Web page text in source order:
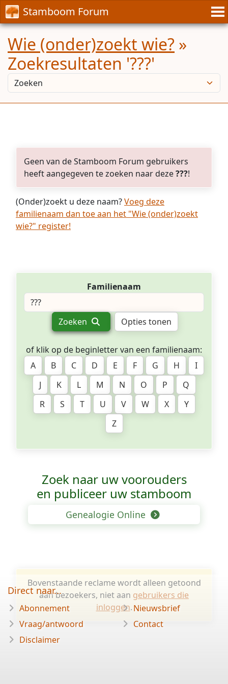
Stamboom Forum
Wie (onder)zoekt wie? »
Zoekresultaten '???'
Geen van de Stamboom Forum gebruikers
heeft aangegeven te zoeken naar deze???!
(Onder)zoekt u deze naam?Voeg deze
familienaam dan toe aan het "Wie (onder)zoekt
wie?" register!
Familienaam
Zoeken Opties tonen
of klik op de beginletter van een familienaam:
A
B C D E F G H
I
J
K L M N O P
Q
R
S T U V W X
Y
Z
Zoek naar uw voorouders
en publiceer uw stamboom
Genealogie Online
Bovenstaande reclame wordt alleen getoond
aan bezoekers, niet aan gebruikers die
inloggen.
Direct naar...
Abonnement
Vraag/antwoord
Disclaimer
Nieuwsbrief
Contact